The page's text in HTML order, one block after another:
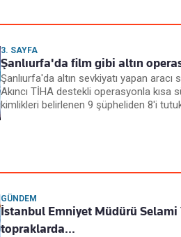
3. SAYFA
Şanlıurfa'da film gibi altın
Şanlıurfa'da altın sevkiyatı yapan
Akıncı TİHA destekli operasyonla kısa
kimlikleri belirlenen 9 şüpheliden 8'i
GÜNDEM
İstanbul Emniyet Müdürü Selami
topraklarda...